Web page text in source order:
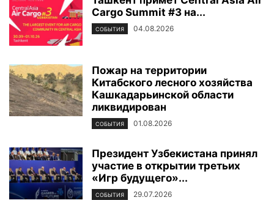
Cargo Summit #3 на...
СОБЫТИЯ 04.08.2026
Пожар на территории
Китабского лесного хозяйства
Кашкадарьинской области
ликвидирован
СОБЫТИЯ 01.08.2026
Президент Узбекистана принял
участие в открытии третьих
«Игр будущего»...
СОБЫТИЯ 29.07.2026